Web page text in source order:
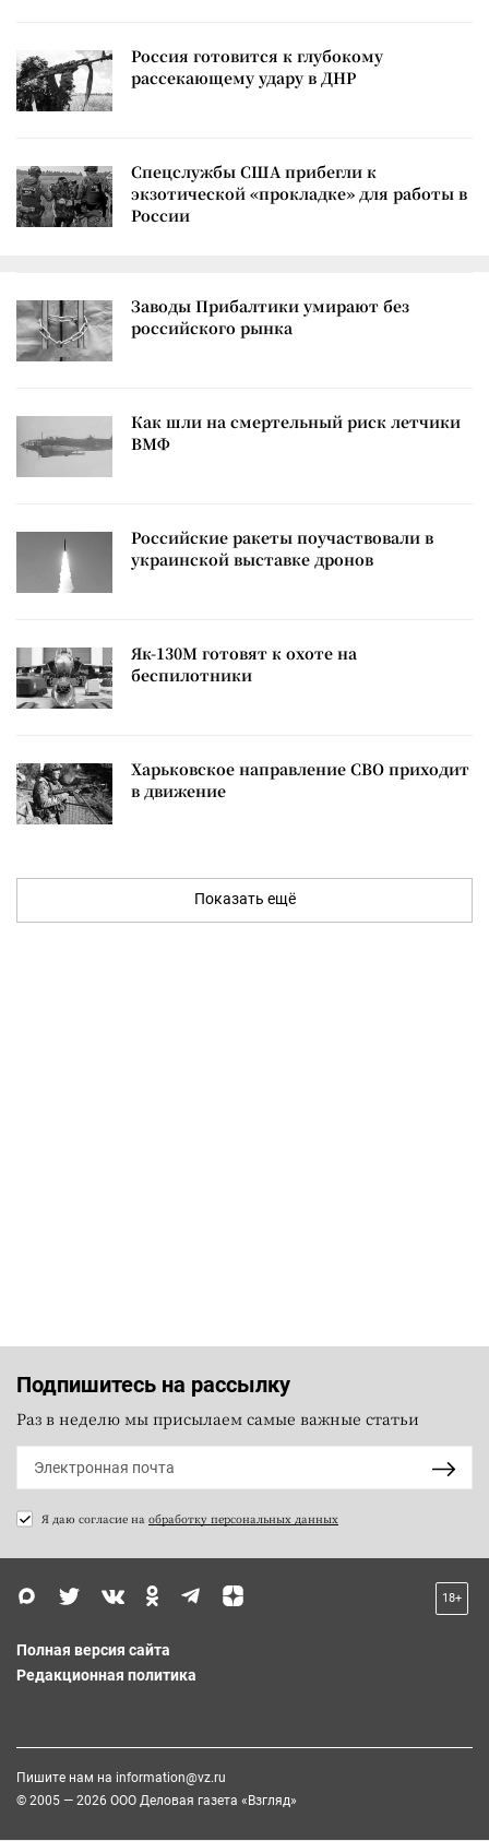
Россия готовится к глубокому
рассекающему удару в ДНР
Спецслужбы США прибегли к
экзотической «прокладке» для работы в
России
Заводы Прибалтики умирают без
российского рынка
Как шли на смертельный риск летчики
ВМФ
Российские ракеты поучаствовали в
украинской выставке дронов
Як-130М готовят к охоте на
беспилотники
Харьковское направление СВО приходит
в движение
Показать ещё
Подпишитесь на рассылку
Раз в неделю мы присылаем самые важные статьи
Я даю согласие на обработку персональных данных
18+
Полная версия сайта
Редакционная политика
Пишите нам на information@vz.ru
© 2005 — 2026 ООО Деловая газета «Взгляд»